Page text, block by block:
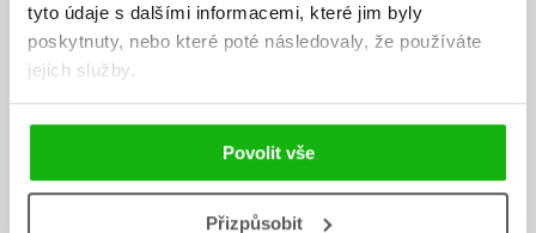
tyto údaje s dalšími informacemi, které jim byly
poskytnuty, nebo které poté následovaly, že používáte
jejich služby.
Povolit vše
Přizpůsobit
Miloš Macourek